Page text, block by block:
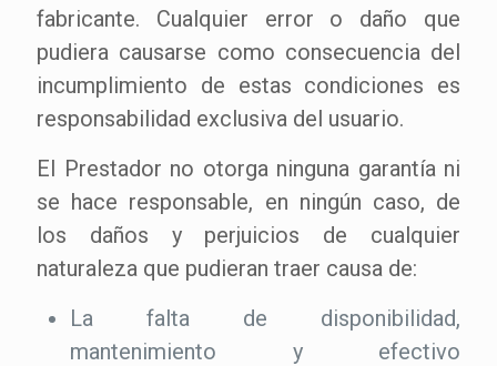
fabricante. Cualquier error o daño que
pudiera causarse como consecuencia del
incumplimiento de estas condiciones es
responsabilidad exclusiva del usuario.
El Prestador no otorga ninguna garantía ni
se hace responsable, en ningún caso, de
los daños y perjuicios de cualquier
naturaleza que pudieran traer causa de:
La falta de disponibilidad,
mantenimiento y efectivo